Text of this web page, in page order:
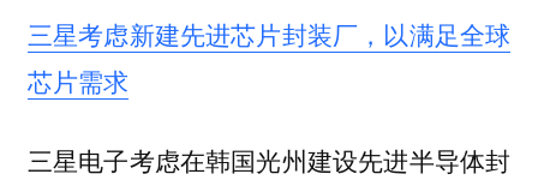
三星考虑新建先进芯片封装厂，以满足全球
芯片需求
三星电子考虑在韩国光州建设先进半导体封